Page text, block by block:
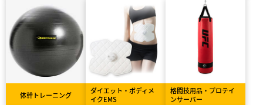
体幹トレーニング
ダイエット・ボディメ
イクEMS
格闘技用品・プロテイ
ンサーバー